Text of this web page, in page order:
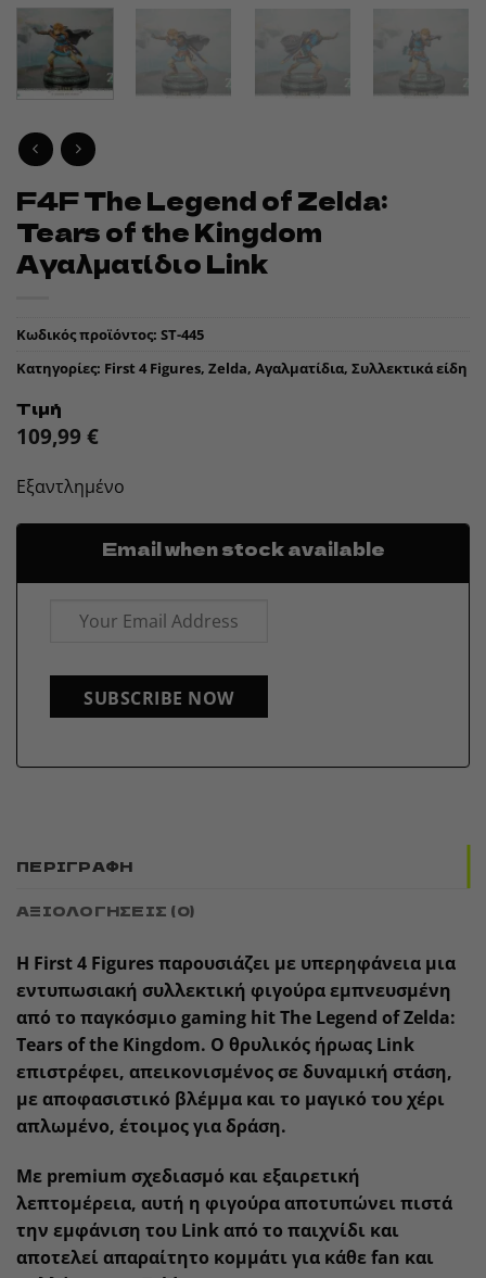
F4F The Legend of Zelda:
Tears of the Kingdom
Αγαλματίδιο Link
Κωδικός προϊόντος: ST-445
Κατηγορίες: First 4 Figures, Zelda, Αγαλματίδια, Συλλεκτικά είδη
Τιμή
109,99 €
Εξαντλημένο
Email when stock available
SUBSCRIBE NOW
ΠΕΡΙΓΡΑΦΉ
ΑΞΙΟΛΟΓΉΣΕΙΣ (0)
Η First 4 Figuresπαρουσιάζει με υπερηφάνεια μια
εντυπωσιακή συλλεκτική φιγούρα εμπνευσμένη
από το παγκόσμιο gaming hitThe Legend of Zelda:
Tears of the Kingdom. Ο θρυλικός ήρωας Link
επιστρέφει, απεικονισμένος σε δυναμική στάση,
με αποφασιστικό βλέμμα και το μαγικό του χέρι
απλωμένο, έτοιμος για δράση.
Με premium σχεδιασμό και εξαιρετική
λεπτομέρεια, αυτή η φιγούρα αποτυπώνει πιστά
την εμφάνιση του Link από το παιχνίδι και
αποτελεί απαραίτητο κομμάτι για κάθε fan και